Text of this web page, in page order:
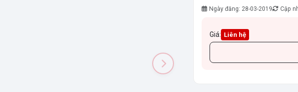
Ngày đăng: 28-03-2019 Cập
Giá: Liên hệ